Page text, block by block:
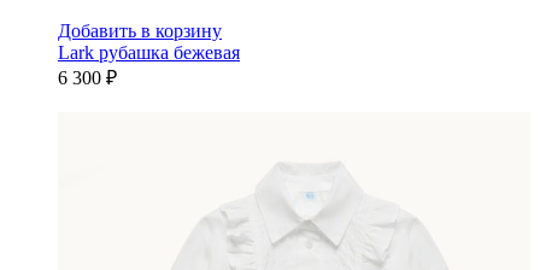
Добавить в корзину
Lark рубашка бежевая
6 300 ₽